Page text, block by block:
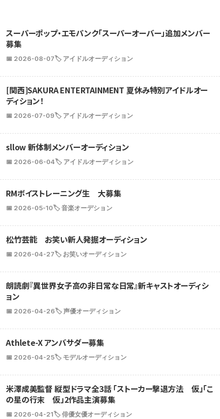
スーパーポップ・エモパンク「スーパーオーバー」追加メンバー
募集
📅 2026-08-07🏷️ アイドルオーディション
[関西]SAKURA ENTERTAINMENT 夏休み特別アイドルオー
ディション！
📅 2026-07-09🏷️ アイドルオーディション
sllow 新体制メンバーオーディション
📅 2026-06-04🏷️ アイドルオーディション
RMボイストレーニング生 大募集
📅 2026-05-10🏷️ 音楽オーデション
松竹芸能 お笑い新人発掘オーディション
📅 2026-04-27🏷️ お笑いオーディション
朗読劇『異世界女子高の非日常な日常』新キャストオーディシ
ョン
📅 2026-04-26🏷️ 声優オーディション
Athlete-X アンバサダー募集
📅 2026-04-25🏷️ モデルオーディション
米澤成美監督 縦型ドラマ全3話 「ストーカー撃退方法 仮」「こ
の星の行末 仮」2作品主演募集
📅 2026-04-21🏷️ 俳優女優オーディション